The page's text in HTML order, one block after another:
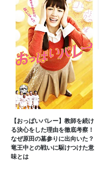
【おっぱいバレー】教師を続け
る決心をした理由を徹底考察！
なぜ原田の墓参りに出向いた？
竜王中との戦いに駆けつけた意
味とは